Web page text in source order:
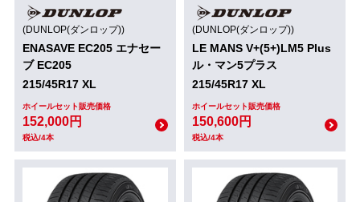
(DUNLOP(ダンロップ))
ENASAVE EC205 エナセー
ブ EC205
215/45R17 XL
ホイールセット販売価格
152,000円
税込/4本
(DUNLOP(ダンロップ))
LE MANS V+(5+)LM5 Plus
ル・マン5プラス
215/45R17 XL
ホイールセット販売価格
150,600円
税込/4本